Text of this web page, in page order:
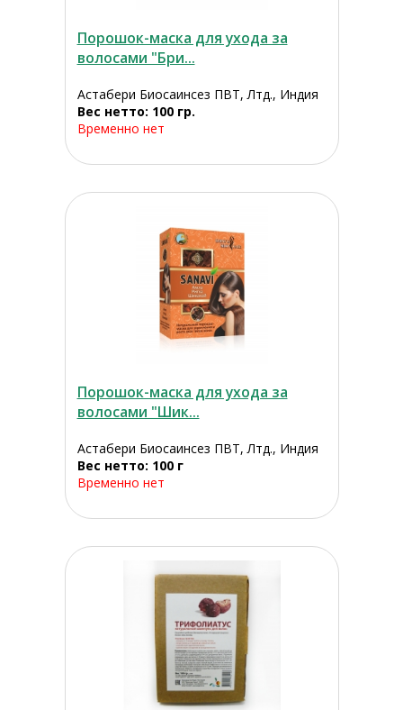
Порошок-маска для ухода за
волосами "Бри...
Астабери Биосаинсез ПВТ, Лтд., Индия
Вес нетто: 100 гр.
Временно нет
Порошок-маска для ухода за
волосами "Шик...
Астабери Биосаинсез ПВТ, Лтд., Индия
Вес нетто: 100 г
Временно нет